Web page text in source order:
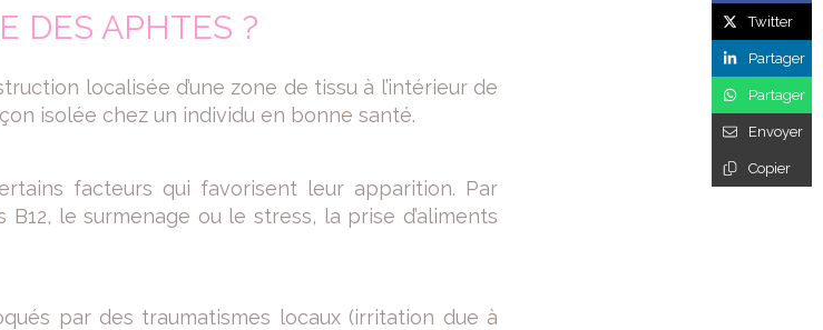
DES APHTES ?
localisée d’une zone de tissu à l’intérieur de
isolée chez un individu en bonne santé.
facteurs qui favorisent leur apparition. Par
le surmenage ou le stress, la prise d’aliments
par des traumatismes locaux (irritation due à
Twitter
Partager
Partager
Envoyer
Copier